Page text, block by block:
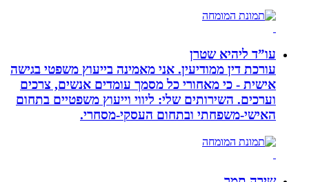
עו”ד ליהיא שטרן
עורכת דין ממודיעין. אני מאמינה בייעוץ משפטי בגישה
אישית - כי מאחורי כל מסמך עומדים אנשים, צרכים
וערכים. השירותים שלי: ליווי וייעוץ משפטיים בתחום
האישי-משפחתי ובתחום העסקי-מסחרי.